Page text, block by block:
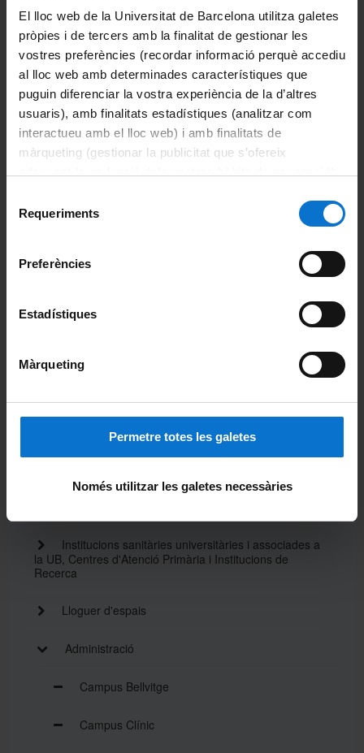
El lloc web de la Universitat de Barcelona utilitza galetes
pròpies i de tercers amb la finalitat de gestionar les
vostres preferències (recordar informació perquè accediu
al lloc web amb determinades característiques que
puguin diferenciar la vostra experiència de la d’altres
usuaris), amb finalitats estadístiques (analitzar com
interactueu amb el lloc web) i amb finalitats de
màrqueting (gestionar la publicitat que s’ofereix
consultar laPolítica de galetes del lloc web de la
Requeriments
Preferències
Estadístiques
Màrqueting
Permetre totes les galetes
Només utilitzar les galetes necessàries
La Facultat
Organització i estructura
Unitats de formació i recerca
Institucions sanitàries universitàries i associades a
la UB, Centres d'Atenció Primària i Institucions de
Recerca
Lloguer d'espais
Administració
Campus Bellvitge
Campus Clínic
Fonaments Clinics
Medicina
Odontoestomatologia